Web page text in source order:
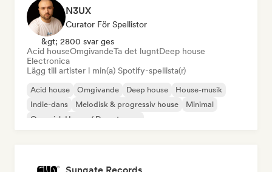
N3UX
Curator För Spellistor
&gt; 2800 svar ges
Acid houseOmgivandeTa det lugntDeep house
Electronica
Lägg till artister i min(a) Spotify-spellista(r)
Acid house Omgivande Deep house
House-musik
Indie-dans
Melodisk & progressiv house
Minimal
Organisk House / Downtempo